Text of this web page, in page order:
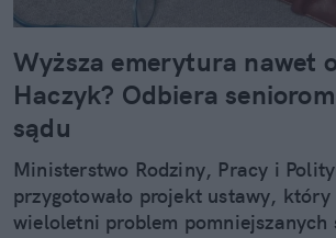
Wyższa emerytura nawet
Haczyk? Odbiera
sądu
Ministerstwo Rodziny, Pracy i
przygotowało projekt ustawy, który
wieloletni problem pomniejszanych